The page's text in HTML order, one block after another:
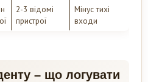
2-3 відомі
пристрої
Мінус тихі
входи
– що логувати